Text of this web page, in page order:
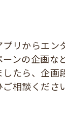
リからエン
ンの企画な
たら、企画
相談くださ